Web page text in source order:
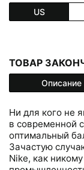
US
ТОВАР
Описание
Ни для кого не
в современной
оптимальный
Зачастую
Nike, как